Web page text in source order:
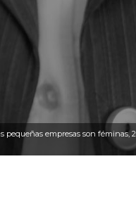
pequeñas empresas son